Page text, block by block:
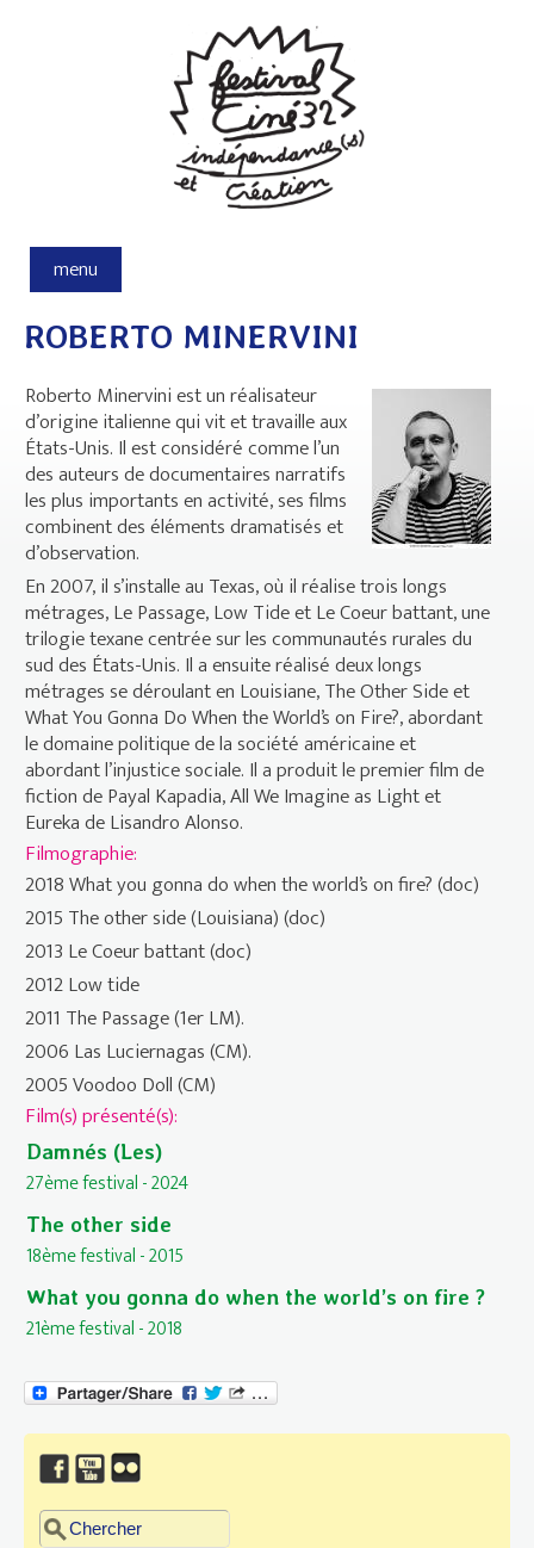
menu
ROBERTO MINERVINI
Roberto Minervini est un réalisateur
d’origine italienne qui vit et travaille aux
États-Unis. Il est considéré comme l’un
des auteurs de documentaires narratifs
les plus importants en activité, ses films
combinent des éléments dramatisés et
d’observation.
En 2007, il s’installe au Texas, où il réalise trois longs
métrages, Le Passage, Low Tide et Le Coeur battant, une
trilogie texane centrée sur les communautés rurales du
sud des États-Unis. Il a ensuite réalisé deux longs
métrages se déroulant en Louisiane, The Other Side et
What You Gonna Do When the World’s on Fire?, abordant
le domaine politique de la société américaine et
abordant l’injustice sociale. Il a produit le premier film de
fiction de Payal Kapadia, All We Imagine as Light et
Eureka de Lisandro Alonso.
Filmographie:
2018 What you gonna do when the world’s on fire? (doc)
2015 The other side (Louisiana) (doc)
2013 Le Coeur battant (doc)
2012 Low tide
2011 The Passage (1er LM).
2006 Las Luciernagas (CM).
2005 Voodoo Doll (CM)
Film(s) présenté(s):
Damnés (Les)
27ème festival - 2024
The other side
18ème festival - 2015
What you gonna do when the world’s on fire ?
21ème festival - 2018
Formulaire de recherche
Chercher dans ce site